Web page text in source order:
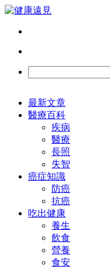
最新文章
醫療百科
疾病
醫療
長照
失智
癌症知識
防癌
抗癌
吃出健康
養生
飲食
營養
食安